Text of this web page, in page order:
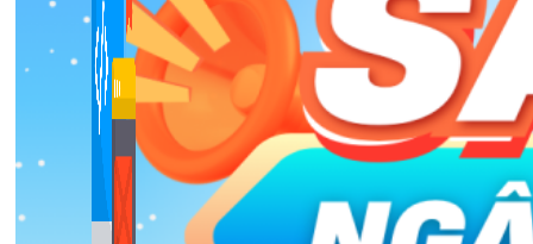
Xem thêm phần mềm khác
Xem thêm phần mềm khác
Bảng Giá